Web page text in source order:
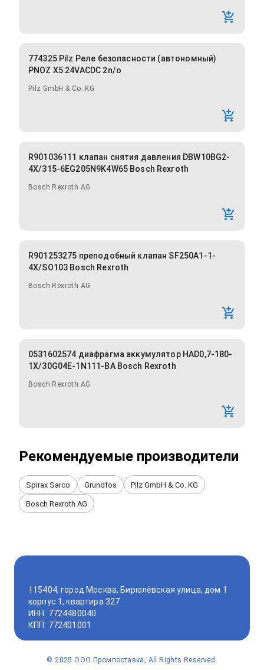
774325 Pilz Реле безопасности (автономный)
PNOZ X5 24VACDC 2n/o
Pilz GmbH & Co. KG
R901036111 клапан снятия давления DBW10BG2-
4X/315-6EG205N9K4W65 Bosch Rexroth
Bosch Rexroth AG
R901253275 преподобный клапан SF250A1-1-
4X/SO103 Bosch Rexroth
Bosch Rexroth AG
0531602574 диафрагма аккумулятор HAD0,7-180-
1X/30G04E-1N111-BA Bosch Rexroth
Bosch Rexroth AG
Рекомендуемые производители
Spirax Sarco Grundfos Pilz GmbH & Co. KG
Bosch Rexroth AG
115404, город Москва, Бирюлёвская улица, дом 1
корпус 1, квартира 327
ИНН: 7724480040
КПП: 772401001
© 2025 ООО Промпоставка, All Rights Reserved.